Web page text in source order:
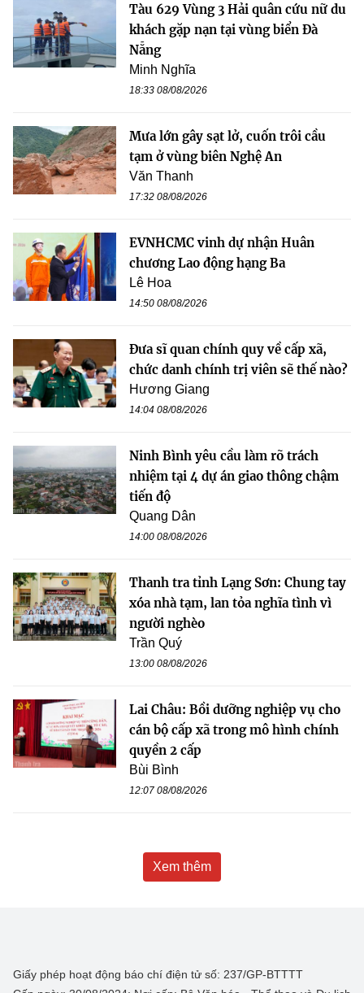
Tàu 629 Vùng 3 Hải quân cứu nữ du
khách gặp nạn tại vùng biển Đà
Nẵng
Minh Nghĩa
18:33 08/08/2026
Mưa lớn gây sạt lở, cuốn trôi cầu
tạm ở vùng biên Nghệ An
Văn Thanh
17:32 08/08/2026
EVNHCMC vinh dự nhận Huân
chương Lao động hạng Ba
Lê Hoa
14:50 08/08/2026
Đưa sĩ quan chính quy về cấp xã,
chức danh chính trị viên sẽ thế nào?
Hương Giang
14:04 08/08/2026
Ninh Bình yêu cầu làm rõ trách
nhiệm tại 4 dự án giao thông chậm
tiến độ
Quang Dân
14:00 08/08/2026
Thanh tra tỉnh Lạng Sơn: Chung tay
xóa nhà tạm, lan tỏa nghĩa tình vì
người nghèo
Trần Quý
13:00 08/08/2026
Lai Châu: Bồi dưỡng nghiệp vụ cho
cán bộ cấp xã trong mô hình chính
quyền 2 cấp
Bùi Bình
12:07 08/08/2026
Xem thêm
Giấy phép hoạt động báo chí điện tử số: 237/GP-BTTTT